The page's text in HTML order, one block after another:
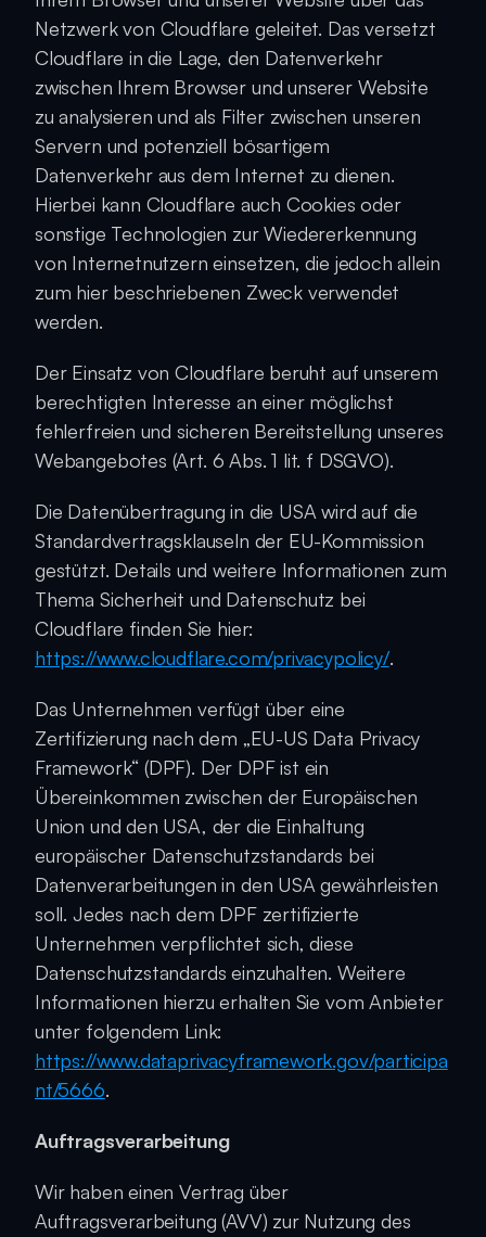
Netzwerk von Cloudflare geleitet. Das versetzt
Cloudflare in die Lage, den Datenverkehr
zwischen Ihrem Browser und unserer Website
zu analysieren und als Filter zwischen unseren
Servern und potenziell bösartigem
Datenverkehr aus dem Internet zu dienen.
Hierbei kann Cloudflare auch Cookies oder
sonstige Technologien zur Wiedererkennung
von Internetnutzern einsetzen, die jedoch allein
zum hier beschriebenen Zweck verwendet
werden.
Der Einsatz von Cloudflare beruht auf unserem
berechtigten Interesse an einer möglichst
fehlerfreien und sicheren Bereitstellung unseres
Webangebotes (Art. 6 Abs. 1 lit. f DSGVO).
Die Datenübertragung in die USA wird auf die
Standardvertragsklauseln der EU-Kommission
gestützt. Details und weitere Informationen zum
Thema Sicherheit und Datenschutz bei
https://www.cloudflare.com/privacypolicy/.
Das Unternehmen verfügt über eine
Zertifizierung nach dem „EU-US Data Privacy
Framework“ (DPF). Der DPF ist ein
Übereinkommen zwischen der Europäischen
Union und den USA, der die Einhaltung
europäischer Datenschutzstandards bei
Datenverarbeitungen in den USA gewährleisten
soll. Jedes nach dem DPF zertifizierte
Unternehmen verpflichtet sich, diese
Datenschutzstandards einzuhalten. Weitere
Informationen hierzu erhalten Sie vom Anbieter
https://www.dataprivacyframework.gov/participa
nt/5666.
Auftragsverarbeitung
Wir haben einen Vertrag über
Auftragsverarbeitung (AVV) zur Nutzung des